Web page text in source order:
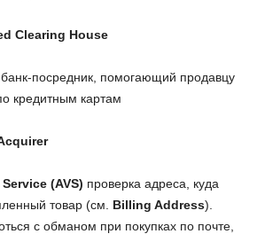
Clearing House
посредник, помогающий продавцу
кредитным картам
(AVS) проверка адреса, куда
товар (см. Billing Address).
с обманом при покупках по почте,